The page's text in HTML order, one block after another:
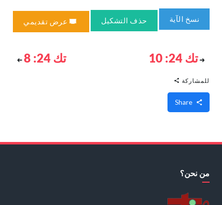
نسخ الآية حذف التشكيل عرض تقديمي
تك 24: 10 تك 24: 8
للمشاركة
من نحن؟